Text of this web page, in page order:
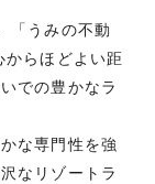
「うみの不動
からほどよい距
での豊かなラ
な専門性を強
なリゾートラ